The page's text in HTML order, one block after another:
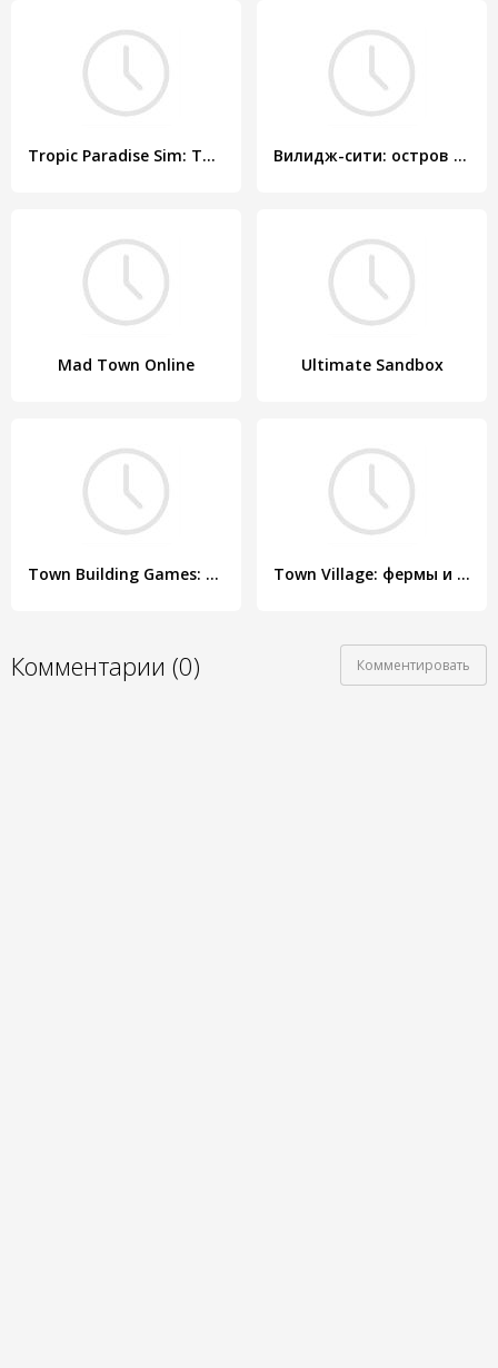
Tropic Paradise Sim: Town Building Game Вилидж-сити: остров Сим 2 Town City Building Games
Mad Town Online Ultimate Sandbox
Town Building Games: Tropic City Construction Game Town Village: фермы и города Farm Build Trade City
Комментарии (0) Комментировать